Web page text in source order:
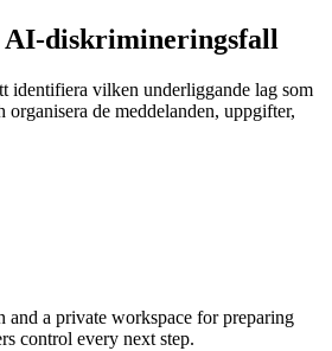
diskrimineringsfall
identifiera vilken underliggande lag som
de meddelanden, uppgifter,
and a private workspace for preparing
control every next step.